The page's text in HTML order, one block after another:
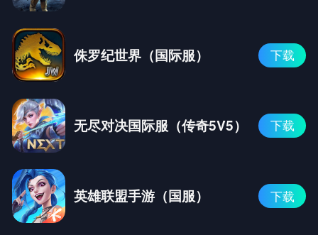
侏罗纪世界（国际服） 下载
无尽对决国际服（传奇5V5） 下载
英雄联盟手游（国服） 下载